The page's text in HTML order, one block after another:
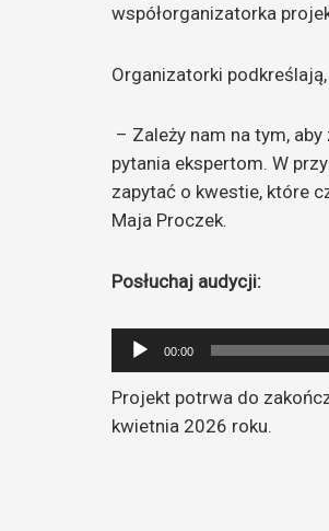
współorganizatorka
Organizatorki
– Zależy nam na tym,
pytania ekspertom. W
zapytać o kwestie, które
Maja Proczek.
Posłuchaj audycji:
Odtwarzacz
plików
dźwiękowych
00:00
Projekt potrwa do
kwietnia 2026 roku.